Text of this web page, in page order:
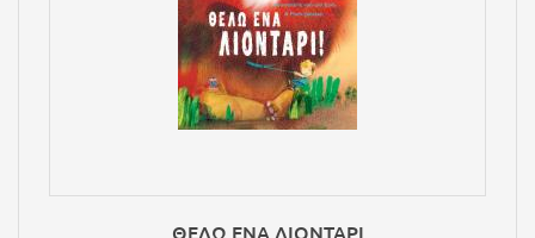
ΘΕΛΩ ΕΝΑ ΛΙΟΝΤΑΡΙ